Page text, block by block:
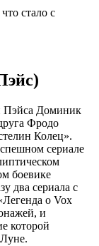
Пэйса Доминик
Фродо
Колец».
сериале
боевике
два сериала с
о Vox
и
которой